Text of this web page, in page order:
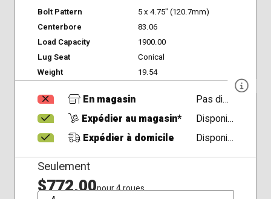
Bolt Pattern
5 x 4.75" (120.7mm)
Centerbore
83.06
Load Capacity
1900.00
Lug Seat
Conical
Weight
19.54
En magasin
Pas disponible
Expédier au magasin*
Disponible
Expédier à domicile
Disponible
Seulement
$772,00pour 4 roues